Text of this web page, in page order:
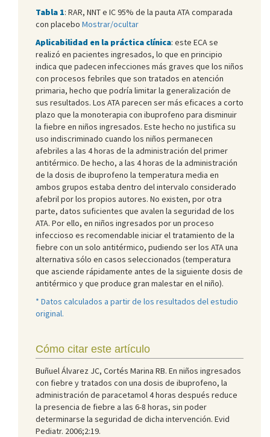
Tabla 1: RAR, NNT e IC 95% de la pauta ATA comparada
con placebo Mostrar/ocultar
Aplicabilidad en la práctica clínica: este ECA se
realizó en pacientes ingresados, lo que en principio
indica que padecen infecciones más graves que los niños
con procesos febriles que son tratados en atención
primaria, hecho que podría limitar la generalización de
sus resultados. Los ATA parecen ser más eficaces a corto
plazo que la monoterapia con ibuprofeno para disminuir
la fiebre en niños ingresados. Este hecho no justifica su
uso indiscriminado cuando los niños permanecen
afebriles a las 4 horas de la administración del primer
antitérmico. De hecho, a las 4 horas de la administración
de la dosis de ibuprofeno la temperatura media en
ambos grupos estaba dentro del intervalo considerado
afebril por los propios autores. No existen, por otra
parte, datos suficientes que avalen la seguridad de los
ATA. Por ello, en niños ingresados por un proceso
infeccioso es recomendable iniciar el tratamiento de la
fiebre con un solo antitérmico, pudiendo ser los ATA una
alternativa sólo en casos seleccionados (temperatura
que asciende rápidamente antes de la siguiente dosis de
antitérmico y que produce gran malestar en el niño).
* Datos calculados a partir de los resultados del estudio
original.
Cómo citar este artículo
Buñuel Álvarez JC, Cortés Marina RB. En niños ingresados
con fiebre y tratados con una dosis de ibuprofeno, la
administración de paracetamol 4 horas después reduce
la presencia de fiebre a las 6-8 horas, sin poder
determinarse la seguridad de dicha intervención. Evid
Pediatr. 2006;2:19.